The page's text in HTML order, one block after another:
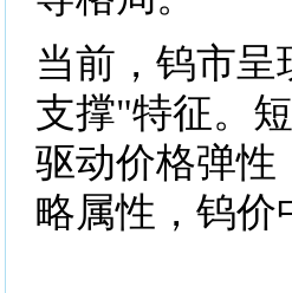
当前，钨市
支撑"特征。
驱动价格弹性
略属性，钨价